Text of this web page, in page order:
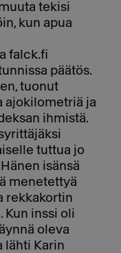
tekisi
kun apua
falck.fi
päätös.
tuonut
ajokilometriä ja
ihmistä.
tuttua jo
isänsä
menetettyä
rekkakortin
Kun inssi oli
oleva
lähti Karin